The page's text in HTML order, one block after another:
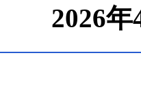
2026